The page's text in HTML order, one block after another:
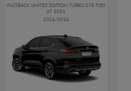
FASTBACK LIMITED EDITION TURBO 270 FLEX
AT 2026
2026/2026